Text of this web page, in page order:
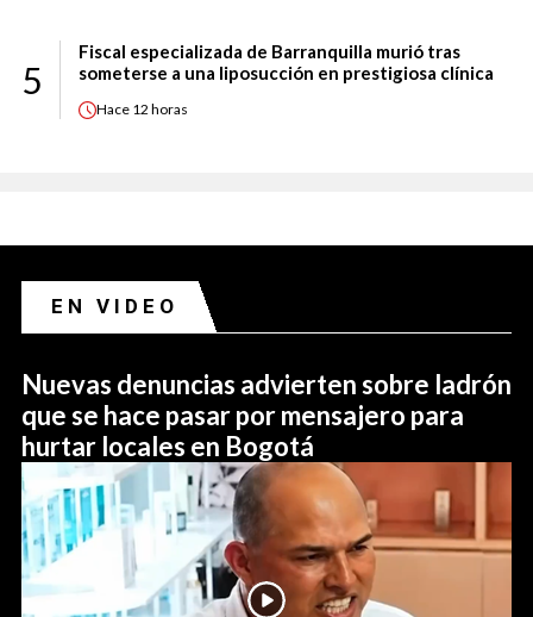
5
Fiscal especializada de Barranquilla murió tras
someterse a una liposucción en prestigiosa clínica
Hace 12 horas
EN VIDEO
Nuevas denuncias advierten sobre ladrón
que se hace pasar por mensajero para
hurtar locales en Bogotá